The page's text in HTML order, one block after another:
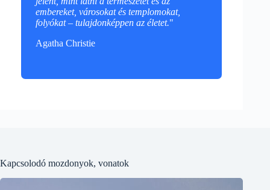
embereket, városokat és templomokat,
folyókat – tulajdonképpen az életet."
Agatha Christie
Kapcsolodó mozdonyok, vonatok